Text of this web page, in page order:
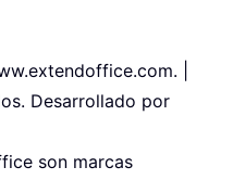
|
Desarrollado por
son marcas